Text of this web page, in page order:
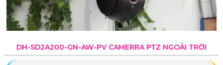
DH-SD2A200-GN-AW-PV CAMERRA PTZ NGOÀI TRỜI